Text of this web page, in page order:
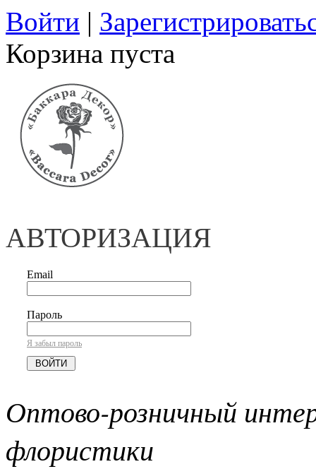
Войти |
Корзина пуста
АВТОРИЗАЦИЯ
Email
Пароль
Я забыл пароль
Оптово-розничный
флористики